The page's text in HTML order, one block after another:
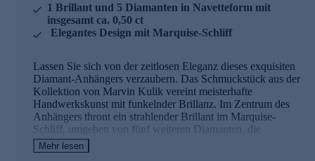
1 Brillant und 5 Diamanten in Navetteform mit
insgesamt ca. 0,50 ct
Elegantes Design mit Marquise-Schliff
Lassen Sie sich von der zeitlosen Eleganz dieses exquisiten
Diamant-Anhängers verzaubern. Das Schmuckstück aus der
Kollektion von Marvin Kulik vereint meisterhafte
Handwerkskunst mit funkelnder Brillanz. Im Zentrum des
Anhängers thront ein strahlender Brillant im Marquise-
Schliff, umgeben von fünf weiteren Diamanten, die
zusammen ein Gesamtgewicht von ca. 0,50 Karat erreichen.
Jeder Stein wurde sorgfältig in einer Krappenfassung
Mehr lesen